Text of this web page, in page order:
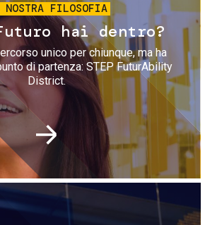
NOSTRA FILOSOFIA
hai dentro?
unico per chiunque, ma ha
di partenza: STEP FuturAbility
District.
Immagine